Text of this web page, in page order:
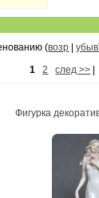
(возр |убыв
1
2 след >>
Фигурка